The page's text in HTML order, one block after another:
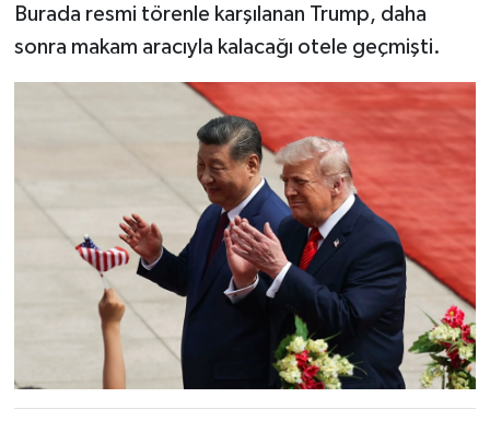
Burada resmi törenle karşılanan Trump, daha
sonra makam aracıyla kalacağı otele geçmişti.